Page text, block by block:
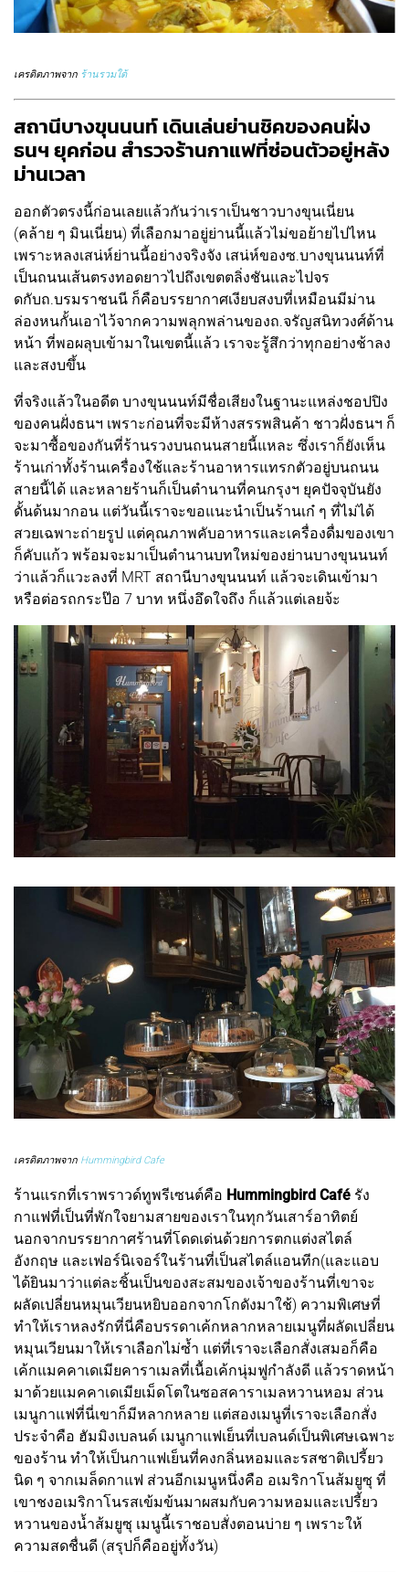
เครดิตภาพจาก ร้านรวมใต้
สถานีบางขุนนนท์ เดินเล่นย่านชิคของคนฝั่ง
ธนฯ ยุคก่อน สำรวจร้านกาแฟที่ซ่อนตัวอยู่หลัง
ม่านเวลา
ออกตัวตรงนี้ก่อนเลยแล้วกันว่าเราเป็นชาวบางขุนเนี่ยน
(คล้าย ๆ มินเนี่ยน) ที่เลือกมาอยู่ย่านนี้แล้วไม่ขอย้ายไปไหน
เพราะหลงเสน่ห์ย่านนี้อย่างจริงจัง เสน่ห์ของซ.บางขุนนนท์ที่
เป็นถนนเส้นตรงทอดยาวไปถึงเขตตลิ่งชันและไปจร
ดกับถ.บรมราชนนี ก็คือบรรยากาศเงียบสงบที่เหมือนมีม่าน
ล่องหนกั้นเอาไว้จากความพลุกพล่านของถ.จรัญสนิทวงศ์ด้าน
หน้า ที่พอผลุบเข้ามาในเขตนี้แล้ว เราจะรู้สึกว่าทุกอย่างช้าลง
และสงบขึ้น
ที่จริงแล้วในอดีต บางขุนนนท์มีชื่อเสียงในฐานะแหล่งชอปปิง
ของคนฝั่งธนฯ เพราะก่อนที่จะมีห้างสรรพสินค้า ชาวฝั่งธนฯ ก็
จะมาซื้อของกันที่ร้านรวงบนถนนสายนี้แหละ ซึ่งเราก็ยังเห็น
ร้านเก่าทั้งร้านเครื่องใช้และร้านอาหารแทรกตัวอยู่บนถนน
สายนี้ได้ และหลายร้านก็เป็นตำนานที่คนกรุงฯ ยุคปัจจุบันยัง
ดั้นด้นมากอน แต่วันนี้เราจะขอแนะนำเป็นร้านเก๋ ๆ ที่ไม่ได้
สวยเฉพาะถ่ายรูป แต่คุณภาพคับอาหารและเครื่องดื่มของเขา
ก็คับแก้ว พร้อมจะมาเป็นตำนานบทใหม่ของย่านบางขุนนนท์
ว่าแล้วก็แวะลงที่ MRT สถานีบางขุนนนท์ แล้วจะเดินเข้ามา
หรือต่อรถกระป๊อ 7 บาท หนึ่งอึดใจถึง ก็แล้วแต่เลยจ้ะ
เครดิตภาพจาก Hummingbird Cafe
ร้านแรกที่เราพราวด์ทูพรีเซนต์คือ Hummingbird Café รัง
กาแฟที่เป็นที่พักใจยามสายของเราในทุกวันเสาร์อาทิตย์
นอกจากบรรยากาศร้านที่โดดเด่นด้วยการตกแต่งสไตล์
อังกฤษ และเฟอร์นิเจอร์ในร้านที่เป็นสไตล์แอนทีก(และแอบ
ได้ยินมาว่าแต่ละชิ้นเป็นของสะสมของเจ้าของร้านที่เขาจะ
ผลัดเปลี่ยนหมุนเวียนหยิบออกจากโกดังมาใช้) ความพิเศษที่
ทำให้เราหลงรักที่นี่คือบรรดาเค้กหลากหลายเมนูที่ผลัดเปลี่ยน
หมุนเวียนมาให้เราเลือกไม่ซ้ำ แต่ที่เราจะเลือกสั่งเสมอก็คือ
เค้กแมคคาเดเมียคาราเมลที่เนื้อเค้กนุ่มฟูกำลังดี แล้วราดหน้า
มาด้วยแมคคาเดเมียเม็ดโตในซอสคาราเมลหวานหอม ส่วน
เมนูกาแฟที่นี่เขาก็มีหลากหลาย แต่สองเมนูที่เราจะเลือกสั่ง
ประจำคือ ฮัมมิงเบลนด์ เมนูกาแฟเย็นที่เบลนด์เป็นพิเศษเฉพาะ
ของร้าน ทำให้เป็นกาแฟเย็นที่คงกลิ่นหอมและรสชาติเปรี้ยว
นิด ๆ จากเมล็ดกาแฟ ส่วนอีกเมนูหนึ่งคือ อเมริกาโนส้มยูซุ ที่
เขาชงอเมริกาโนรสเข้มข้นมาผสมกับความหอมและเปรี้ยว
หวานของน้ำส้มยูซุ เมนูนี้เราชอบสั่งตอนบ่าย ๆ เพราะให้
ความสดชื่นดี (สรุปก็คืออยู่ทั้งวัน)